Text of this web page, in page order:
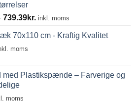
739.39kr. Prisinterval:
til
inkl. moms
70x110 cm - Kraftig Kvalitet
moms
med Plastikspænde – Farverige og
moms